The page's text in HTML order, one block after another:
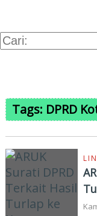
Tags: DPRD